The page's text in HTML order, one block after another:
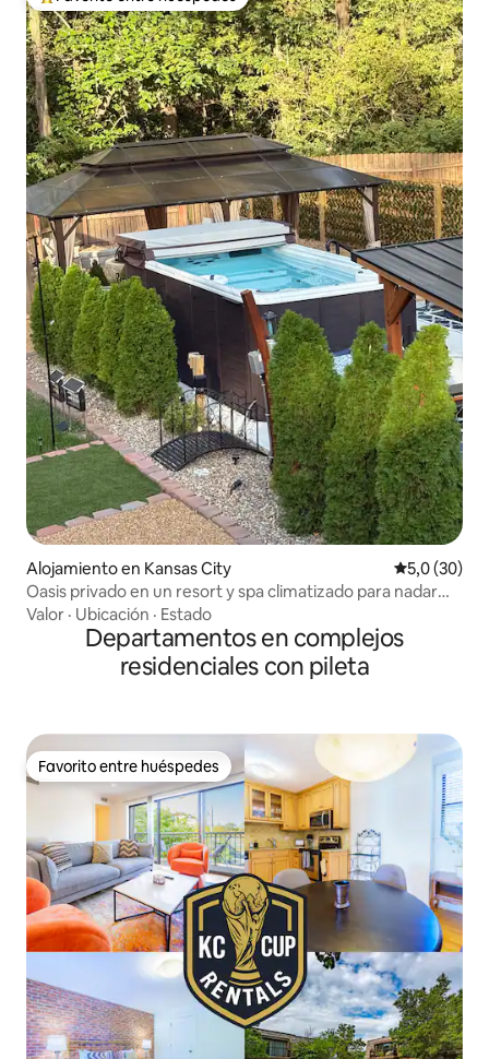
Favorito entre los huéspedes más destacados
Alojamiento en Kansas City Calificación
5,0 (30)
Oasis privado en un resort y spa climatizado para nadar
durante todo el año
Valor · Ubicación · Estado
Departamentos en complejos
residenciales con pileta
Favorito entre huéspedes
Favorito entre huéspedes